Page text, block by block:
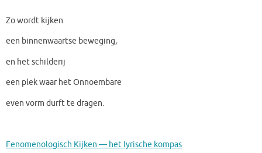
Zo wordt kijken
een binnenwaartse beweging,
en het schilderij
een plek waar het Onnoembare
even vorm durft te dragen.
Fenomenologisch Kijken — het lyrische kompas